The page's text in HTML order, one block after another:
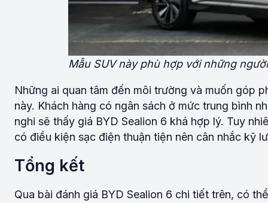
Mẫu SUV này phù hợp với những
Những ai quan tâm đến môi trường và muốn góp
này. Khách hàng có ngân sách ở mức trung bình
nghi sẽ thấy giá BYD Sealion 6 khá hợp lý. Tuy
có điều kiện sạc điện thuận tiện nên cân nhắc kỹ
Tổng kết
Qua bài đánh giá BYD Sealion 6 chi tiết trên, có